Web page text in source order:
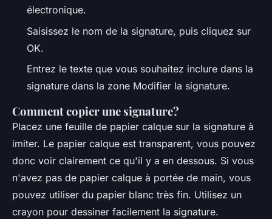
électronique.
Saisissez le nom de la signature, puis cliquez sur
OK.
Entrez le texte que vous souhaitez inclure dans la
signature dans la zone Modifier la signature.
Comment copier une signature?
Placez une feuille de papier calque sur la signature à
imiter. Le papier calque est transparent, vous pouvez
donc voir clairement ce qu'il y a en dessous. Si vous
n'avez pas de papier calque à portée de main, vous
pouvez utiliser du papier blanc très fin. Utilisez un
crayon pour dessiner facilement la signature.